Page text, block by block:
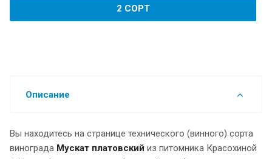
2 СОРТ
Описание
Вы находитесь на странице технического (винного) сорта
винограда Мускат платовский из питомника Красохиной